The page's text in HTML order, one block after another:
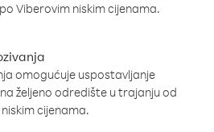
Viberovim niskim cijenama.
omogućuje uspostavljanje
željeno odredište u trajanju od
cijenama.